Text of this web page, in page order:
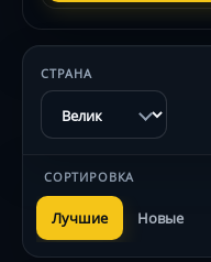
СТРАНА
СОРТИРОВКА
Лучшие Новые